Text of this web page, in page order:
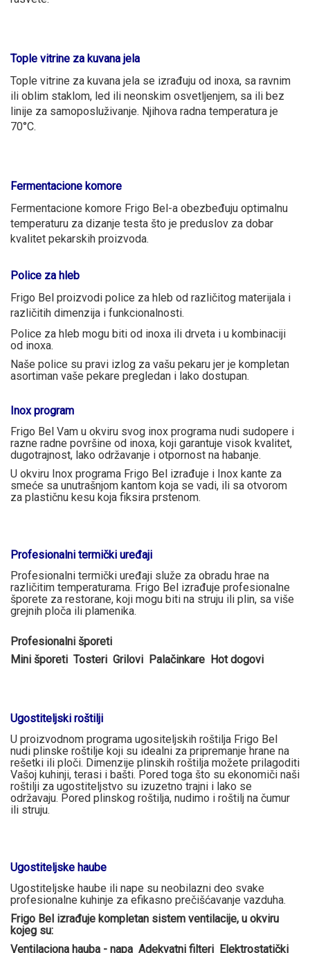
Tople vitrine za kuvana jela
Tople vitrine za kuvana jela se izrađuju od inoxa, sa ravnim
ili oblim staklom, led ili neonskim osvetljenjem, sa ili bez
linije za samoposluživanje. Njihova radna temperatura je
70°C.
Fermentacione komore
Fermentacione komore Frigo Bel-a obezbeđuju optimalnu
temperaturu za dizanje testa što je preduslov za dobar
kvalitet pekarskih proizvoda.
Police za hleb
Frigo Bel proizvodi police za hleb od različitog materijala i
različitih dimenzija i funkcionalnosti.
Police za hleb mogu biti od inoxa ili drveta i u kombinaciji
od inoxa.
Naše police su pravi izlog za vašu pekaru jer je kompletan
asortiman vaše pekare pregledan i lako dostupan.
Inox program
Frigo Bel Vam u okviru svog inox programa nudi sudopere i
razne radne površine od inoxa, koji garantuje visok kvalitet,
dugotrajnost, lako održavanje i otpornost na habanje.
U okviru Inox programa Frigo Bel izrađuje i Inox kante za
smeće sa unutrašnjom kantom koja se vadi, ili sa otvorom
za plastičnu kesu koja fiksira prstenom.
Profesionalni termički uređaji
Profesionalni termički uređaji služe za obradu hrae na
različitim temperaturama. Frigo Bel izrađuje profesionalne
šporete za restorane, koji mogu biti na struju ili plin, sa više
grejnih ploča ili plamenika.
Profesionalni šporeti
Mini šporeti Tosteri Grilovi Palačinkare Hot dogovi
Ugostiteljski roštilji
U proizvodnom programa ugositeljskih roštilja Frigo Bel
nudi plinske roštilje koji su idealni za pripremanje hrane na
rešetki ili ploči. Dimenzije plinskih roštilja možete prilagoditi
Vašoj kuhinji, terasi i bašti. Pored toga što su ekonomiči naši
roštilji za ugostiteljstvo su izuzetno trajni i lako se
održavaju. Pored plinskog roštilja, nudimo i roštilj na čumur
ili struju.
Ugostiteljske haube
Ugostiteljske haube ili nape su neobilazni deo svake
profesionalne kuhinje za efikasno prečišćavanje vazduha.
Frigo Bel izrađuje kompletan sistem ventilacije, u okviru
kojeg su:
Ventilaciona hauba - napa Adekvatni filteri Elektrostatički